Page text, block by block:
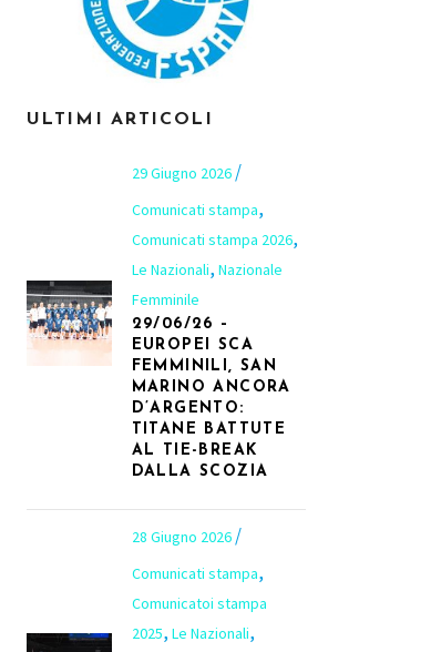
ULTIMI ARTICOLI
29 Giugno 2026
Comunicati stampa,
Comunicati stampa 2026,
Le Nazionali, Nazionale
Femminile
29/06/26 –
EUROPEI SCA
FEMMINILI, SAN
MARINO ANCORA
D’ARGENTO:
TITANE BATTUTE
AL TIE-BREAK
DALLA SCOZIA
28 Giugno 2026
Comunicati stampa,
Comunicatoi stampa
2025, Le Nazionali,